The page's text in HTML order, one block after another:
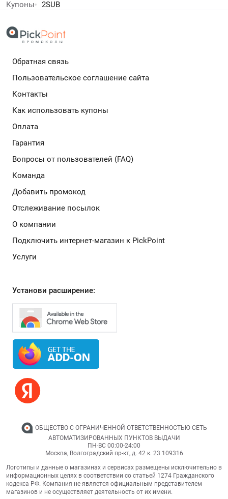
объясняет нюансы программ лояльности и
Купоны 2SUB
Обратная связь
Пользовательское соглашение сайта
Контакты
Как использовать купоны
Оплата
Гарантия
Вопросы от пользователей (FAQ)
Команда
Добавить промокод
Отслеживание посылок
О компании
Подключить интернет-магазин к PickPoint
Услуги
Установи расширение:
ОБЩЕСТВО С ОГРАНИЧЕННОЙ ОТВЕТСТВЕННОСТЬЮ СЕТЬ
АВТОМАТИЗИРОВАННЫХ ПУНКТОВ ВЫДАЧИ
ПН-ВС 00:00-24:00
Москва, Волгоградский пр-кт, д. 42 к. 23 109316
Логотипы и данные о магазинах и сервисах размещены исключительно в
информационных целях в соответствии со статьей 1274 Гражданского
кодекса РФ. Компания не является официальным представителем
магазинов и не осуществляет деятельность от их имени.